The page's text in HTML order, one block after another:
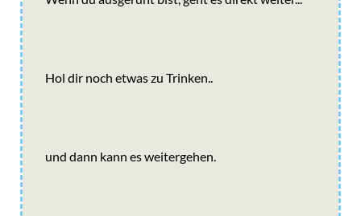
Hol dir noch etwas zu Trinken..
und dann kann es weitergehen.